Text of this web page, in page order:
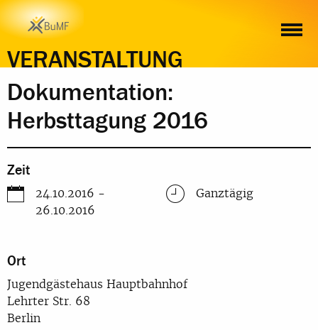
VERANSTALTUNG
ZEIT ORT
Dokumentation:
Herbsttagung 2016
Zeit
24.10.2016 -
26.10.2016
Ganztägig
Ort
Jugendgästehaus Hauptbahnhof
Lehrter Str. 68
Berlin